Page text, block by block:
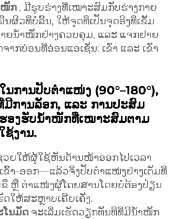
ໜັກ , ມີຮູບຮ່າງທີ່ເໝາະສົມກັບຮ່າງກາຍ
ນຜິວທີ່ບໍ່ລື້ນ, ໃຫ້ຈຸດທີ່ເປັນຈຸດອີງທີ່ເຂັ້ມ
ຍນ້ຳໜັກຢ່າງຄວບຄຸມ, ແລະ ແຈກຢາຍ
າກບ່ອນທີ່ອ່ອນແອເຊັ່ນ: ເຂົ່າ ແລະ ເຂົ່າ
ນການປັບຕຳແໜ່ງ (90°–180°),
ການລັອກ, ແລະ ການປະສົມ
ອງຮັບນ້ຳໜັກທີ່ເໝາະສົມຕາມ
ຊ້ງານ.
ຍໃຫ້ຜູ້ໃຊ້ຫັນດ້ານໜ້າອອກໄປເວລາ
ຂົ້າ-ອອກ—ແລ້ວຈຶ່ງປັບຕຳແໜ່ງຢ່າງເຕັມທີ່
ຫຼື ຕຳແໜ່ງຜູ້ໂດຍສານໂດຍບໍ່ຕ້ອງປ່ຽນ
ດໃຫ້ສະຫຼາບເຄີຍເຄັ່ງ.
ໂນມັດ ຈະເລີ່ມເຮັດວຽກທັນທີທີ່ມີນ້ຳໜັກ